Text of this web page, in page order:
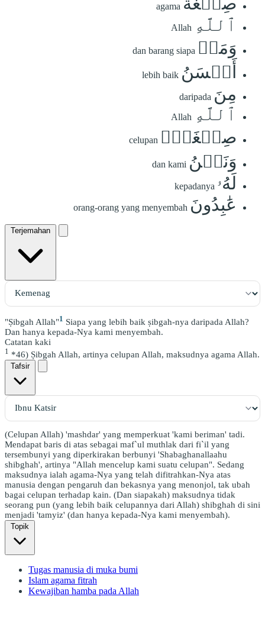
agama
ٱللَّهِ Allah
وَمَنۡ dan barang siapa
أَحۡسَنُ lebih baik
مِنَ daripada
ٱللَّهِ Allah
صِبۡغَةٗۖ celupan
وَنَحۡنُ dan kami
لَهُۥ kepadanya
عَٰبِدُونَ orang-orang yang menyembah
Terjemahan
"Ṣibgah Allah"1 Siapa yang lebih baik ṣibgah-nya daripada Allah?
Dan hanya kepada-Nya kami menyembah.
Catatan kaki
1 *46) Ṣibgah Allah, artinya celupan Allah, maksudnya agama Allah.
Tafsir
(Celupan Allah) 'mashdar' yang memperkuat 'kami beriman' tadi.
Mendapat baris di atas sebagai maf`ul muthlak dari fi`il yang
tersembunyi yang diperkirakan berbunyi 'Shabaghanallaahu
shibghah', artinya "Allah mencelup kami suatu celupan". Sedang
maksudnya ialah agama-Nya yang telah difitrahkan-Nya atas
manusia dengan pengaruh dan bekasnya yang menonjol, tak ubah
bagai celupan terhadap kain. (Dan siapakah) maksudnya tidak
seorang pun (yang lebih baik celupannya dari Allah) shibghah di sini
menjadi 'tamyiz' (dan hanya kepada-Nya kami menyembah).
Topik
Tugas manusia di muka bumi
Islam agama fitrah
Kewajiban hamba pada Allah